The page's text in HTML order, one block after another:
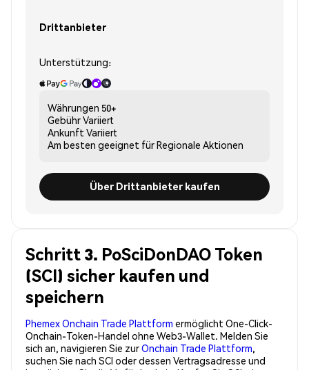
Drittanbieter
Unterstützung:
Währungen 50+
GebührVariiert
Ankunft Variiert
Am besten geeignet fürRegionale Aktionen
Über Drittanbieter kaufen
Schritt 3. PoSciDonDAO Token
(SCI) sicher kaufen und
speichern
Phemex Onchain Trade Plattform ermöglicht One-Click-
Onchain-Token-Handel ohne Web3-Wallet. Melden Sie
sich an, navigieren Sie zurOnchain Trade Plattform,
suchen Sie nach SCI oder dessen Vertragsadresse und